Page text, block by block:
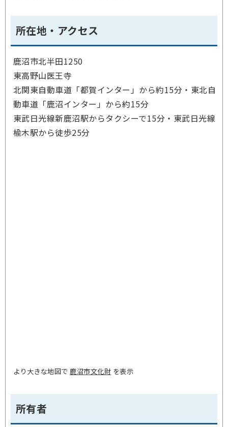
所在地・アクセス
鹿沼市北半田1250
東高野山医王寺
北関東自動車道「都賀インター」から約15分・東北自
動車道「鹿沼インター」から約15分
東武日光線新鹿沼駅からタクシーで15分・東武日光線
楡木駅から徒歩25分
より大きな地図で鹿沼市文化財 を表示
所有者